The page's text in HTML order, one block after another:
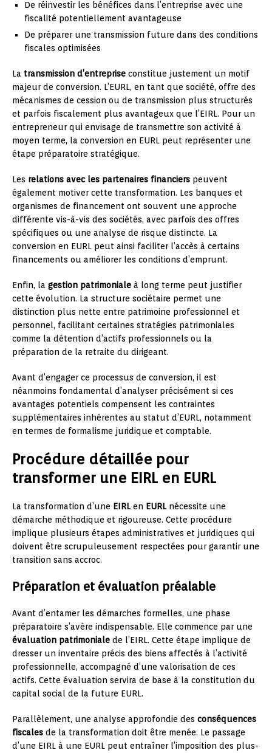
De réinvestir les bénéfices dans l’entreprise avec une
fiscalité potentiellement avantageuse
De préparer une transmission future dans des conditions
fiscales optimisées
La transmission d’entreprise constitue justement un motif
majeur de conversion. L’EURL, en tant que société, offre des
mécanismes de cession ou de transmission plus structurés
et parfois fiscalement plus avantageux que l’EIRL. Pour un
entrepreneur qui envisage de transmettre son activité à
moyen terme, la conversion en EURL peut représenter une
étape préparatoire stratégique.
Les relations avec les partenaires financiers peuvent
également motiver cette transformation. Les banques et
organismes de financement ont souvent une approche
différente vis-à-vis des sociétés, avec parfois des offres
spécifiques ou une analyse de risque distincte. La
conversion en EURL peut ainsi faciliter l’accès à certains
financements ou améliorer les conditions d’emprunt.
Enfin, la gestion patrimoniale à long terme peut justifier
cette évolution. La structure sociétaire permet une
distinction plus nette entre patrimoine professionnel et
personnel, facilitant certaines stratégies patrimoniales
comme la détention d’actifs professionnels ou la
préparation de la retraite du dirigeant.
Avant d’engager ce processus de conversion, il est
néanmoins fondamental d’analyser précisément si ces
avantages potentiels compensent les contraintes
supplémentaires inhérentes au statut d’EURL, notamment
en termes de formalisme juridique et comptable.
Procédure détaillée pour
transformer une EIRL en EURL
La transformation d’une EIRL en EURL nécessite une
démarche méthodique et rigoureuse. Cette procédure
implique plusieurs étapes administratives et juridiques qui
doivent être scrupuleusement respectées pour garantir une
transition sans accroc.
Préparation et évaluation préalable
Avant d’entamer les démarches formelles, une phase
préparatoire s’avère indispensable. Elle commence par une
évaluation patrimoniale de l’EIRL. Cette étape implique de
dresser un inventaire précis des biens affectés à l’activité
professionnelle, accompagné d’une valorisation de ces
actifs. Cette évaluation servira de base à la constitution du
capital social de la future EURL.
Parallèlement, une analyse approfondie des conséquences
fiscales de la transformation doit être menée. Le passage
d’une EIRL à une EURL peut entraîner l’imposition des plus-